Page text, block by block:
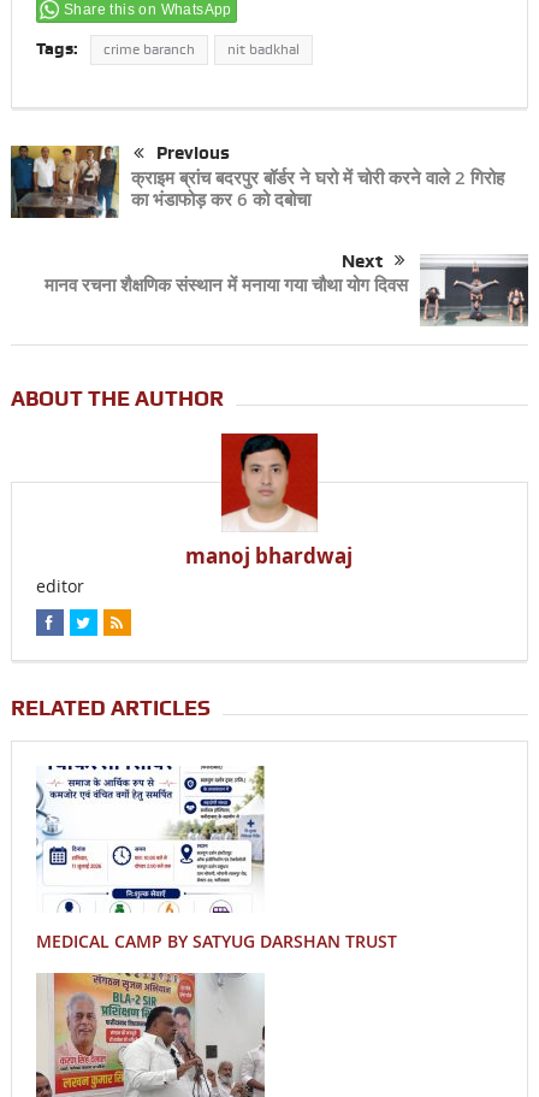
Share this on WhatsApp
Tags: crime baranch nit badkhal
Previous
क्राइम ब्रांच बदरपुर बॉर्डर ने घरो में चोरी करने वाले 2 गिरोह
का भंडाफोड़ कर 6 को दबोचा
Next
मानव रचना शैक्षणिक संस्थान में मनाया गया चौथा योग दिवस
ABOUT THE AUTHOR
manoj bhardwaj
editor
RELATED ARTICLES
MEDICAL CAMP BY SATYUG DARSHAN TRUST